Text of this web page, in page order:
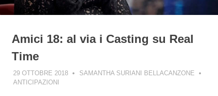
Amici 18: al via i Casting su Real
Time
29 OTTOBRE 2018
SAMANTHA SURIANI BELLACANZONE
ANTICIPAZIONI